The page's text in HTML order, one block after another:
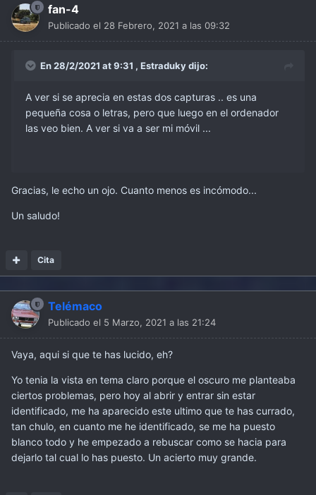
fan-4
Publicado el 28 Febrero, 2021 a las 09:32
En 28/2/2021 at 9:31 , Estradukydijo:
A ver si se aprecia en estas dos capturas .. es una
pequeña cosa o letras, pero que luego en el ordenador
las veo bien. A ver si va a ser mi móvil ...
Gracias, le echo un ojo. Cuanto menos es incómodo...
Un saludo!
Cita
Telémaco
Publicado el 5 Marzo, 2021 a las 21:24
Vaya, aqui si que te has lucido, eh?
Yo tenia la vista en tema claro porque el oscuro me planteaba
ciertos problemas, pero hoy al abrir y entrar sin estar
identificado, me ha aparecido este ultimo que te has currado,
tan chulo, en cuanto me he identificado, se me ha puesto
blanco todo y he empezado a rebuscar como se hacia para
dejarlo tal cual lo has puesto. Un acierto muy grande.